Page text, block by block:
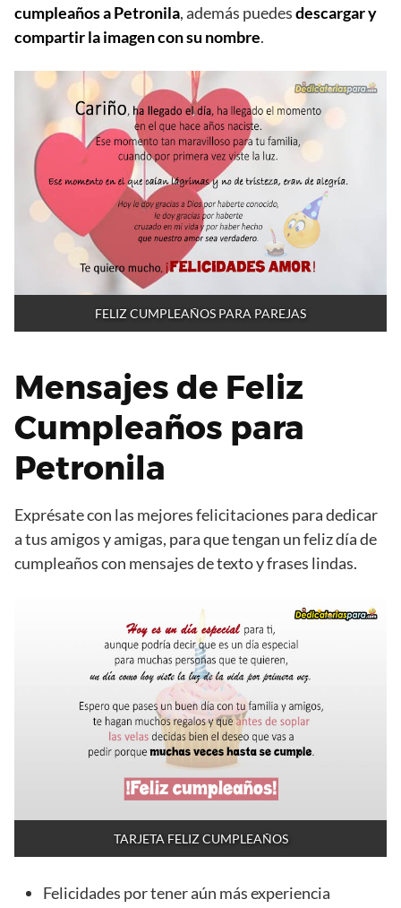
cumpleaños a Petronila, además puedesdescargar y
compartir la imagen con su nombre.
FELIZ CUMPLEAÑOS PARA PAREJAS
Mensajes de Feliz
Cumpleaños para
Petronila
Exprésate con las mejores felicitaciones para dedicar
a tus amigos y amigas, para que tengan un feliz día de
cumpleaños con mensajes de texto y frases lindas.
TARJETA FELIZ CUMPLEAÑOS
Felicidades por tener aún más experiencia